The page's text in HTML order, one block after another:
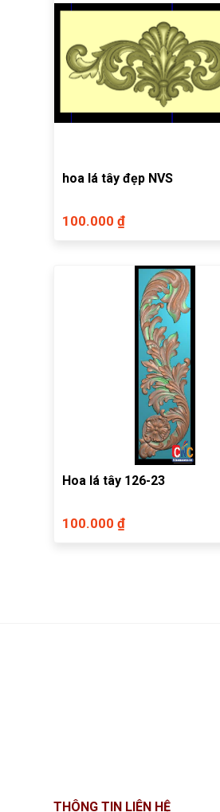
hoa lá tây đẹp NVS
100.000 ₫
Hoa lá tây 126-23
100.000 ₫
THÔNG TIN LIÊN HỆ